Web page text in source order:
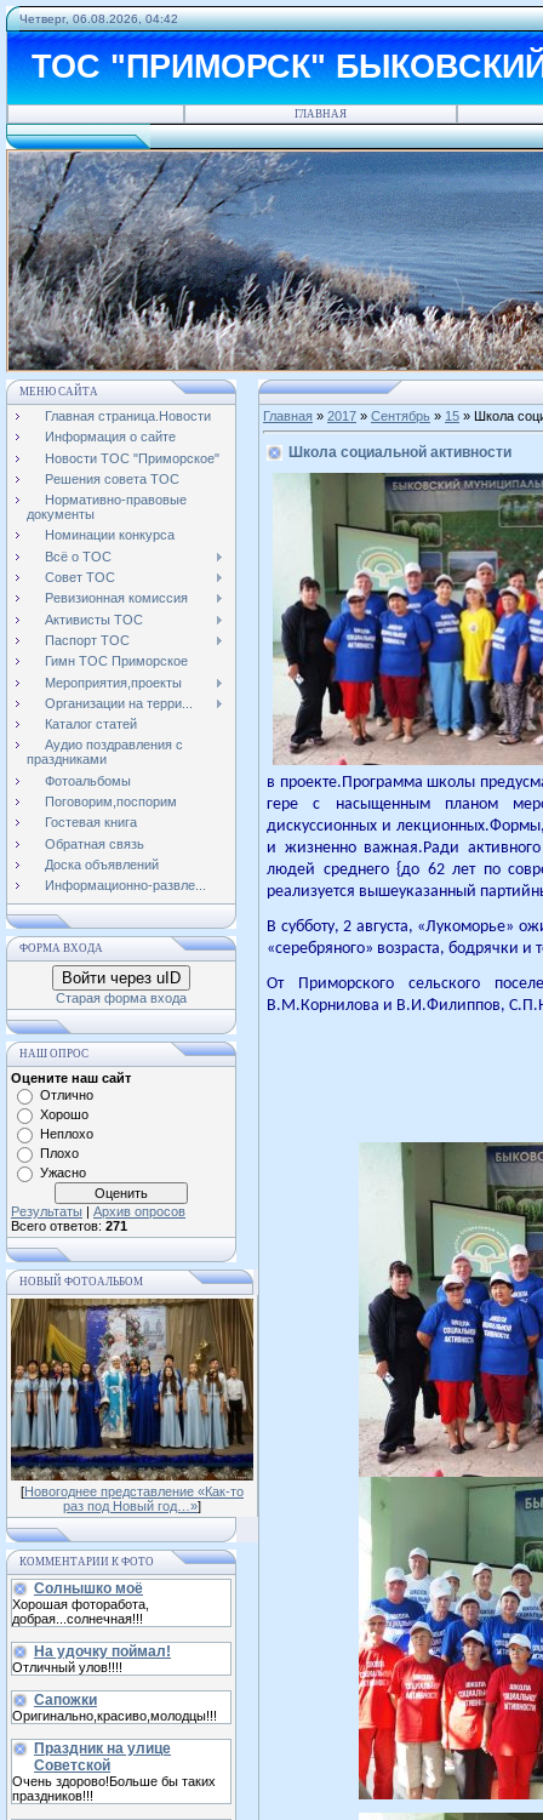
Четверг, 06.08.2026, 04:42
ТОС "ПРИМОРСК"
ГЛАВНАЯ
МЕНЮ САЙТА
Главная страница.Новости
Информация о сайте
Новости ТОС "Приморское"
Решения совета ТОС
Нормативно-правовые
документы
Номинации конкурса
Всё о ТОС
Совет ТОС
Ревизионная комиссия
Активисты ТОС
Паспорт ТОС
Гимн ТОС Приморское
Мероприятия,проекты
Организации на терри...
Каталог статей
Аудио поздравления с
праздниками
Фотоальбомы
Поговорим,поспорим
Гостевая книга
Обратная связь
Доска объявлений
Информационно-развле...
ФОРМА ВХОДА
Войти через uID
Старая форма входа
НАШ ОПРОС
Оцените наш сайт
Отлично
Хорошо
Неплохо
Плохо
Ужасно
Результаты | Архив опросов
Всего ответов: 271
НОВЫЙ ФОТОАЛЬБОМ
[Новогоднее представление «Как-то
раз под Новый год…»]
КОММЕНТАРИИ К ФОТО
Солнышко моё
Хорошая фоторабота,
добрая...солнечная!!!
На удочку поймал!
Отличный улов!!!!
Сапожки
Оригинально,красиво,молодцы!!!
Праздник на улице
Советской
Очень здорово!Больше бы таких
праздников!!!
Главная » 2017 » Сентябрь » 15 » Школа
Школа социальной активности
в проекте.Програм­ма школы
гере с насыщенным пла­ном
дискуссионных и
и жизненно важная.Ради
людей среднего {до 62 лет по
реализуется вышеука­занный
В субботу, 2 августа, «Лу­коморье»
«серебряного» возрас­та, бодрячки и
От Приморского сельского
В.М.Корнилова и В.И.Филиппов,